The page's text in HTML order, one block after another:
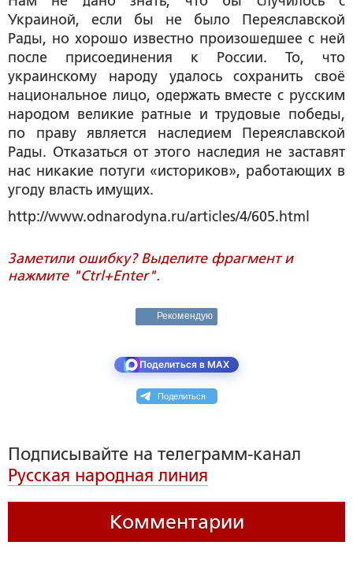
Украиной, если бы не было Переяславской
Рады, но хорошо известно произошедшее с ней
после присоединения к России. То, что
украинскому народу удалось сохранить своё
национальное лицо, одержать вместе с русским
народом великие ратные и трудовые победы,
по праву является наследием Переяславской
Рады. Отказаться от этого наследия не заставят
нас никакие потуги «историков», работающих в
угоду власть имущих.
http://www.odnarodyna.ru/articles/4/605.html
Заметили ошибку? Выделите фрагмент и
нажмите "Ctrl+Enter".
Рекомендую
Поделиться в MAX
Поделиться
Подписывайте на телеграмм-канал
Русская народная линия
Комментарии